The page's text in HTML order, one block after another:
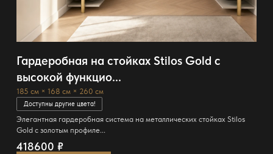
Гардеробная на стойках Stilos Gold с
высокой функцио...
185 см × 168 см × 260 см
Доступны другие цвета!
Элегантная гардеробная система на металлических стойках Stilos
Gold с золотым профиле...
418600 ₽